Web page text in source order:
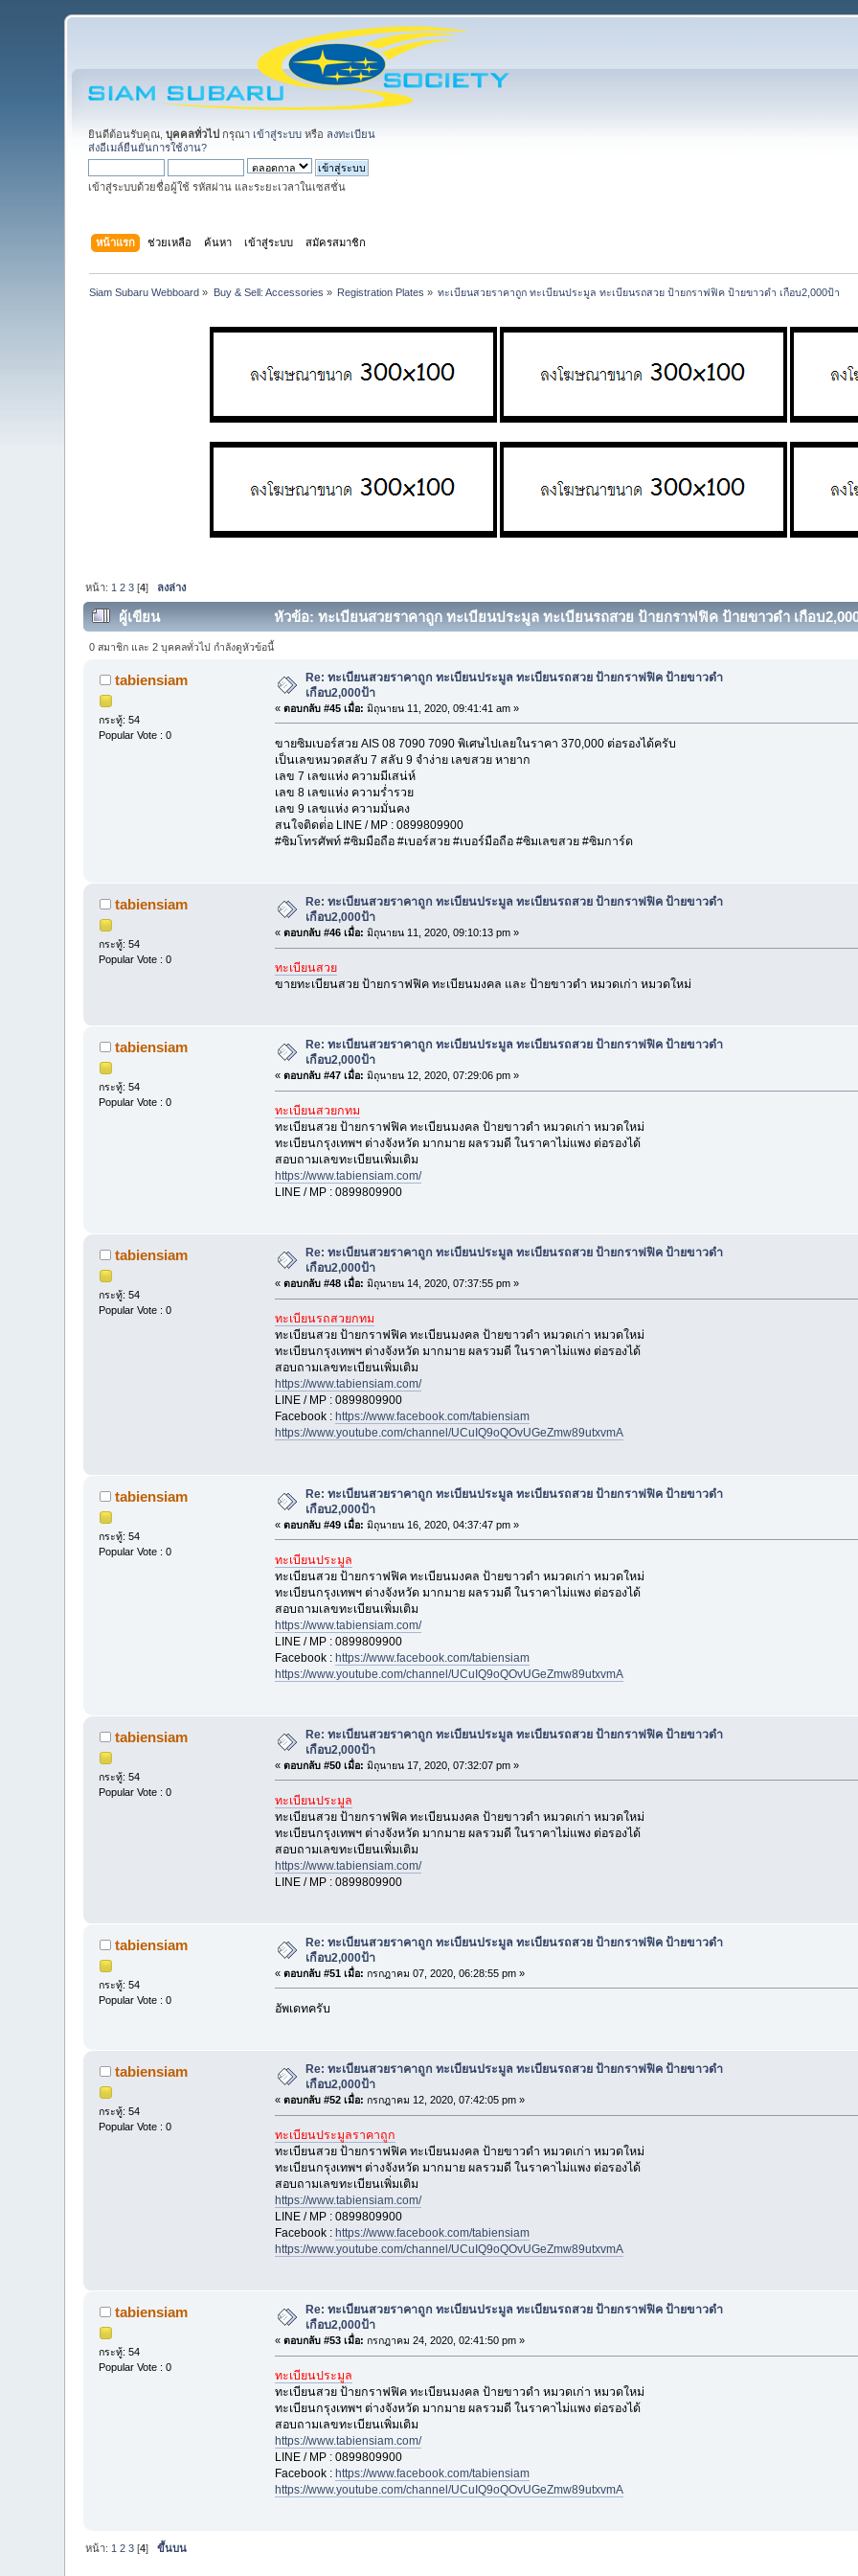
ยินดีต้อนรับคุณ,บุคคลทั่วไป กรุณา เข้าสู่ระบบ หรือ ลงทะเบียน
ส่งอีเมล์ยืนยันการใช้งาน?
เข้าสู่ระบบด้วยชื่อผู้ใช้ รหัสผ่าน และระยะเวลาในเซสชั่น
หน้าแรก ช่วยเหลือ ค้นหา เข้าสู่ระบบ สมัครสมาชิก
Siam Subaru Webboard » Buy & Sell: Accessories » Registration Plates » ทะเบียนสวยราคาถูก ทะเบียนประมูล ทะเบียนรถสวย ป้ายกราฟฟิค ป้ายขาวดำ เกือบ2,000ป้า
หน้า: 1 2 3 [4] ลงล่าง
ผู้เขียน หัวข้อ: ทะเบียนสวยราคาถูก ทะเบียนประมูล ทะเบียนรถสวย ป้ายกราฟฟิค ป้ายขาวดำ เกือบ
0 สมาชิก และ 2 บุคคลทั่วไป กำลังดูหัวข้อนี้
tabiensiam
กระทู้: 54
Popular Vote : 0
Re: ทะเบียนสวยราคาถูก ทะเบียนประมูล ทะเบียนรถสวย ป้ายกราฟฟิค ป้ายขาวดำ
เกือบ2,000ป้า
« ตอบกลับ #45 เมื่อ: มิถุนายน 11, 2020, 09:41:41 am »
ขายซิมเบอร์สวย AIS 08 7090 7090 พิเศษไปเลยในราคา 370,000 ต่อรองได้ครับ
เป็นเลขหมวดสลับ 7 สลับ 9 จำง่าย เลขสวย หายาก
เลข 7 เลขแห่ง ความมีเสน่ห์
เลข 8 เลขแห่ง ความร่ำรวย
เลข 9 เลขแห่ง ความมั่นคง
สนใจติดต่่อ LINE / MP : 0899809900
#ซิมโทรศัพท์ #ซิมมือถือ #เบอร์สวย #เบอร์มือถือ #ซิมเลขสวย #ซิมการ์ด
tabiensiam
กระทู้: 54
Popular Vote : 0
Re: ทะเบียนสวยราคาถูก ทะเบียนประมูล ทะเบียนรถสวย ป้ายกราฟฟิค ป้ายขาวดำ
เกือบ2,000ป้า
« ตอบกลับ #46 เมื่อ: มิถุนายน 11, 2020, 09:10:13 pm »
ทะเบียนสวย
ขายทะเบียนสวย ป้ายกราฟฟิค ทะเบียนมงคล และ ป้ายขาวดำ หมวดเก่า หมวดใหม่
tabiensiam
กระทู้: 54
Popular Vote : 0
Re: ทะเบียนสวยราคาถูก ทะเบียนประมูล ทะเบียนรถสวย ป้ายกราฟฟิค ป้ายขาวดำ
เกือบ2,000ป้า
« ตอบกลับ #47 เมื่อ: มิถุนายน 12, 2020, 07:29:06 pm »
ทะเบียนสวยกทม
ทะเบียนสวย ป้ายกราฟฟิค ทะเบียนมงคล ป้ายขาวดำ หมวดเก่า หมวดใหม่
ทะเบียนกรุงเทพฯ ต่างจังหวัด มากมาย ผลรวมดี ในราคาไม่แพง ต่อรองได้
สอบถามเลขทะเบียนเพิ่มเติม
https://www.tabiensiam.com/
LINE / MP : 0899809900
tabiensiam
กระทู้: 54
Popular Vote : 0
Re: ทะเบียนสวยราคาถูก ทะเบียนประมูล ทะเบียนรถสวย ป้ายกราฟฟิค ป้ายขาวดำ
เกือบ2,000ป้า
« ตอบกลับ #48 เมื่อ: มิถุนายน 14, 2020, 07:37:55 pm »
ทะเบียนรถสวยกทม
ทะเบียนสวย ป้ายกราฟฟิค ทะเบียนมงคล ป้ายขาวดำ หมวดเก่า หมวดใหม่
ทะเบียนกรุงเทพฯ ต่างจังหวัด มากมาย ผลรวมดี ในราคาไม่แพง ต่อรองได้
สอบถามเลขทะเบียนเพิ่มเติม
https://www.tabiensiam.com/
LINE / MP : 0899809900
Facebook : https://www.facebook.com/tabiensiam
https://www.youtube.com/channel/UCuIQ9oQOvUGeZmw89utxvmA
tabiensiam
กระทู้: 54
Popular Vote : 0
Re: ทะเบียนสวยราคาถูก ทะเบียนประมูล ทะเบียนรถสวย ป้ายกราฟฟิค ป้ายขาวดำ
เกือบ2,000ป้า
« ตอบกลับ #49 เมื่อ: มิถุนายน 16, 2020, 04:37:47 pm »
ทะเบียนประมูล
ทะเบียนสวย ป้ายกราฟฟิค ทะเบียนมงคล ป้ายขาวดำ หมวดเก่า หมวดใหม่
ทะเบียนกรุงเทพฯ ต่างจังหวัด มากมาย ผลรวมดี ในราคาไม่แพง ต่อรองได้
สอบถามเลขทะเบียนเพิ่มเติม
https://www.tabiensiam.com/
LINE / MP : 0899809900
Facebook : https://www.facebook.com/tabiensiam
https://www.youtube.com/channel/UCuIQ9oQOvUGeZmw89utxvmA
tabiensiam
กระทู้: 54
Popular Vote : 0
Re: ทะเบียนสวยราคาถูก ทะเบียนประมูล ทะเบียนรถสวย ป้ายกราฟฟิค ป้ายขาวดำ
เกือบ2,000ป้า
« ตอบกลับ #50 เมื่อ: มิถุนายน 17, 2020, 07:32:07 pm »
ทะเบียนประมูล
ทะเบียนสวย ป้ายกราฟฟิค ทะเบียนมงคล ป้ายขาวดำ หมวดเก่า หมวดใหม่
ทะเบียนกรุงเทพฯ ต่างจังหวัด มากมาย ผลรวมดี ในราคาไม่แพง ต่อรองได้
สอบถามเลขทะเบียนเพิ่มเติม
https://www.tabiensiam.com/
LINE / MP : 0899809900
tabiensiam
กระทู้: 54
Popular Vote : 0
Re: ทะเบียนสวยราคาถูก ทะเบียนประมูล ทะเบียนรถสวย ป้ายกราฟฟิค ป้ายขาวดำ
เกือบ2,000ป้า
« ตอบกลับ #51 เมื่อ: กรกฎาคม 07, 2020, 06:28:55 pm »
อัพเดทครับ
tabiensiam
กระทู้: 54
Popular Vote : 0
Re: ทะเบียนสวยราคาถูก ทะเบียนประมูล ทะเบียนรถสวย ป้ายกราฟฟิค ป้ายขาวดำ
เกือบ2,000ป้า
« ตอบกลับ #52 เมื่อ: กรกฎาคม 12, 2020, 07:42:05 pm »
ทะเบียนประมูลราคาถูก
ทะเบียนสวย ป้ายกราฟฟิค ทะเบียนมงคล ป้ายขาวดำ หมวดเก่า หมวดใหม่
ทะเบียนกรุงเทพฯ ต่างจังหวัด มากมาย ผลรวมดี ในราคาไม่แพง ต่อรองได้
สอบถามเลขทะเบียนเพิ่มเติม
https://www.tabiensiam.com/
LINE / MP : 0899809900
Facebook : https://www.facebook.com/tabiensiam
https://www.youtube.com/channel/UCuIQ9oQOvUGeZmw89utxvmA
tabiensiam
กระทู้: 54
Popular Vote : 0
Re: ทะเบียนสวยราคาถูก ทะเบียนประมูล ทะเบียนรถสวย ป้ายกราฟฟิค ป้ายขาวดำ
เกือบ2,000ป้า
« ตอบกลับ #53 เมื่อ: กรกฎาคม 24, 2020, 02:41:50 pm »
ทะเบียนประมูล
ทะเบียนสวย ป้ายกราฟฟิค ทะเบียนมงคล ป้ายขาวดำ หมวดเก่า หมวดใหม่
ทะเบียนกรุงเทพฯ ต่างจังหวัด มากมาย ผลรวมดี ในราคาไม่แพง ต่อรองได้
สอบถามเลขทะเบียนเพิ่มเติม
https://www.tabiensiam.com/
LINE / MP : 0899809900
Facebook : https://www.facebook.com/tabiensiam
https://www.youtube.com/channel/UCuIQ9oQOvUGeZmw89utxvmA
หน้า:1 2 3 [4]ขึ้นบน